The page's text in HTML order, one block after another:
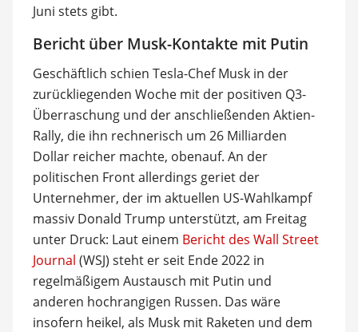
Juni stets gibt.
Bericht über Musk-Kontakte mit Putin
Geschäftlich schien Tesla-Chef Musk in der
zurückliegenden Woche mit der positiven Q3-
Überraschung und der anschließenden Aktien-
Rally, die ihn rechnerisch um 26 Milliarden
Dollar reicher machte, obenauf. An der
politischen Front allerdings geriet der
Unternehmer, der im aktuellen US-Wahlkampf
massiv Donald Trump unterstützt, am Freitag
unter Druck: Laut einem Bericht des Wall Street
Journal (WSJ) steht er seit Ende 2022 in
regelmäßigem Austausch mit Putin und
anderen hochrangigen Russen. Das wäre
insofern heikel, als Musk mit Raketen und dem